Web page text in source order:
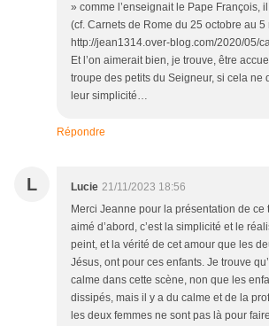
» comme l’enseignait le Pape François,
(cf. Carnets de Rome du 25 octobre au
http://jean1314.over-blog.com/2020/05/
Et l’on aimerait bien, je trouve, être
troupe des petits du Seigneur, si cela ne
leur simplicité…
Répondre
L Lucie 21/11/2023 18:56
Merci Jeanne pour la présentation de ce
aimé d’abord, c’est la simplicité et le
peint, et la vérité de cet amour que les
Jésus, ont pour ces enfants. Je trouve
calme dans cette scène, non que les
dissipés, mais il y a du calme et de la
les deux femmes ne sont pas là pour